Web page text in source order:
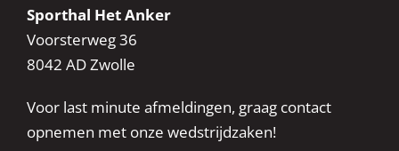
Contact
Sporthal Het Anker
Voorsterweg 36
8042 AD Zwolle
Voor last minute afmeldingen, graag contact
opnemen met onze wedstrijdzaken!